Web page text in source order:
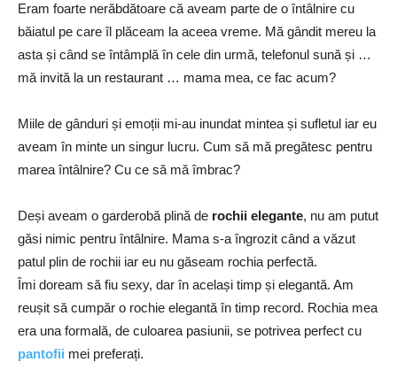
Eram foarte nerăbdătoare că aveam parte de o întâlnire cu
băiatul pe care îl plăceam la aceea vreme. Mă gândit mereu la
asta și când se întâmplă în cele din urmă, telefonul sună și …
mă invită la un restaurant … mama mea, ce fac acum?
Miile de gânduri și emoții mi-au inundat mintea și sufletul iar eu
aveam în minte un singur lucru. Cum să mă pregătesc pentru
marea întâlnire? Cu ce să mă îmbrac?
Deși aveam o garderobă plină de rochii elegante, nu am putut
găsi nimic pentru întâlnire. Mama s-a îngrozit când a văzut
patul plin de rochii iar eu nu găseam rochia perfectă.
Îmi doream să fiu sexy, dar în același timp și elegantă. Am
reușit să cumpăr o rochie elegantă în timp record. Rochia mea
era una formală, de culoarea pasiunii, se potrivea perfect cu
pantofii mei preferați.